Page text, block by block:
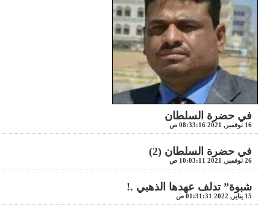
في حضرة السلطان
16 نوفمبر, 2021 08:33:16 ص
في حضرة السلطان (2)
26 نوفمبر, 2021 10:03:11 ص
شبوة” تدلف عهدها الذهبي .!
15 يناير, 2022 01:31:31 ص